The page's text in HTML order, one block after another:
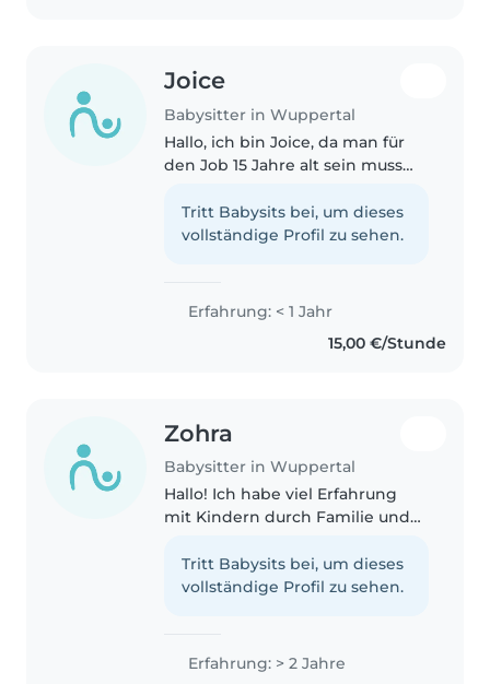
Joice
Babysitter in Wuppertal
Hallo, ich bin Joice, da man für
den Job 15 Jahre alt sein muss
meinem Profil ausgewählt,
allerdings werde ich am 04.08.
Tritt Babysits bei, um dieses
vollständige Profil zu sehen.
Erfahrung: < 1 Jahr
15,00 €/Stunde
Zohra
Babysitter in Wuppertal
Hallo! Ich habe viel Erfahrung
mit Kindern durch Familie und
freundlich, fürsorglich und
geduldig. Mit Kindern bastle und
Tritt Babysits bei, um dieses
vollständige Profil zu sehen.
Erfahrung: > 2 Jahre